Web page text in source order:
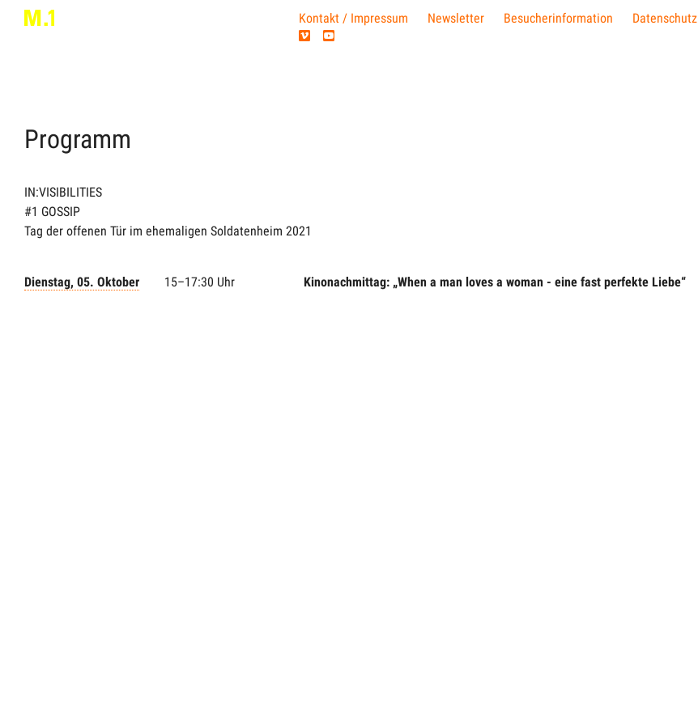
Kontakt / Impressum Newsletter Besucherinformation Datenschutz
Programm
IN:VISIBILITIES
#1 GOSSIP
Tag der offenen Tür im ehemaligen Soldatenheim 2021
Dienstag, 05. Oktober 15–17:30 Uhr Kinonachmittag: „When a man loves a woman - eine fast perfekte Liebe“